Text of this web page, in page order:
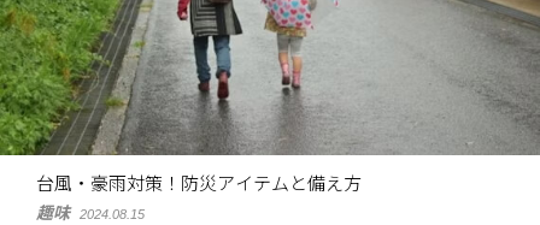
台風・豪雨対策！防災アイテムと備え方
趣味 2024.08.15